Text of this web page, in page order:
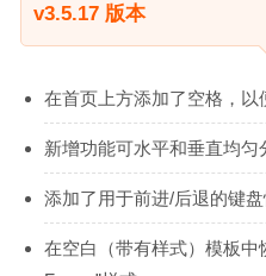
v3.5.17 版本
在首页上方添加了空格，以
新增功能可水平和垂直均匀
添加了用于前进/后退的键
在空白（带有样式）模板中